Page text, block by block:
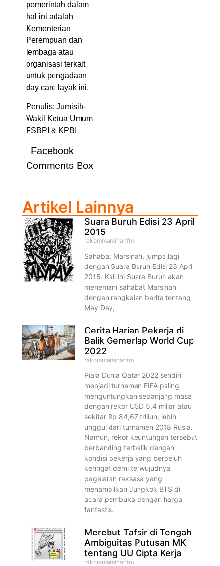
pemerintah dalam
hal ini adalah
Kementerian
Perempuan dan
lembaga atau
organisasi terkait
untuk pengadaan
day care layak ini.
Penulis: Jumisih-
Wakil Ketua Umum
FSBPI & KPBI
Facebook
Comments Box
Artikel Lainnya
Suara Buruh Edisi 23 April
2015
rakommarsinahfm
Sahabat Marsinah, jumpa lagi
dengan Suara Buruh Edisi 23 April
2015. Kali ini Suara Buruh akan
menemani sahabat Marsinah
dengan rangkaian berita tentang
May Day,
Cerita Harian Pekerja di
Balik Gemerlap World Cup
2022
rakommarsinahfm
Piala Dunia Qatar 2022 sendiri
menjadi turnamen FIFA paling
menguntungkan sepanjang masa
dengan rekor USD 5,4 miliar atau
sekitar Rp 84,67 triliun, lebih
unggul dari turnamen 2018 Rusia.
Namun, rekor keuntungan tersebut
berbanding terbalik dengan
kondisi pekerja yang berpeluh
keringat demi terwujudnya
pagelaran raksasa yang
menampilkan Jungkok BTS di
acara pembuka dengan harga
fantastis.
Merebut Tafsir di Tengah
Ambiguitas Putusan MK
tentang UU Cipta Kerja
rakommarsinahfm